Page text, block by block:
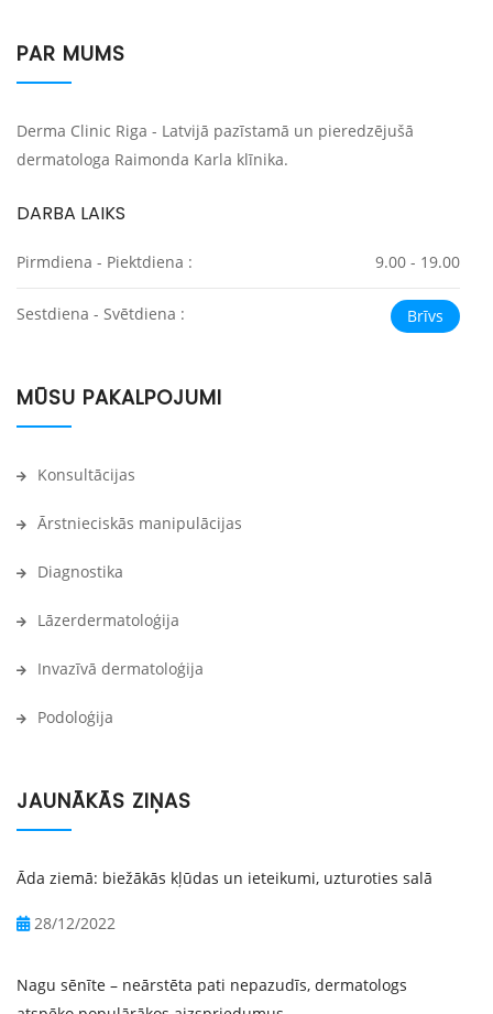
PAR MUMS
Derma Clinic Riga - Latvijā pazīstamā un pieredzējušā
dermatologa Raimonda Karla klīnika.
DARBA LAIKS
Pirmdiena - Piektdiena : 9.00 - 19.00
Sestdiena - Svētdiena : Brīvs
MŪSU PAKALPOJUMI
Konsultācijas
Ārstnieciskās manipulācijas
Diagnostika
Lāzerdermatoloģija
Invazīvā dermatoloģija
Podoloģija
JAUNĀKĀS ZIŅAS
Āda ziemā: biežākās kļūdas un ieteikumi, uzturoties salā
28/12/2022
Nagu sēnīte – neārstēta pati nepazudīs, dermatologs